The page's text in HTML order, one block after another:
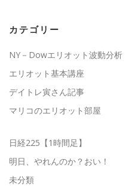
カテゴリー
NY－Dowエリオット波動分析
エリオット基本講座
デイトレ寅さん記事
マリコのエリオット部屋
日経225【1時間足】
明日、やれんのか？おい！
未分類